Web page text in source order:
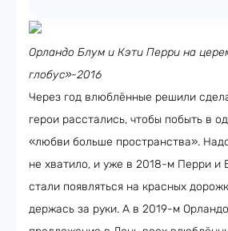
Орландо Блум и Кэти Перри на
глобус»-2016
Через год влюблённые решили
герои расстались, чтобы побыть в
«любви больше пространства».
не хватило, и уже в 2018-м Перри и
стали появляться на красных
держась за руки. А в 2019-м